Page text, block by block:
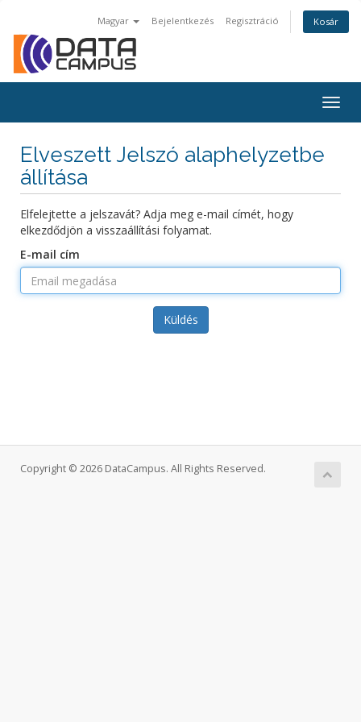
Magyar Bejelentkezés Regisztráció Kosár
Elveszett Jelszó alaphelyzetbe
állítása
Elfelejtette a jelszavát? Adja meg e-mail címét, hogy
elkezdődjön a visszaállítási folyamat.
E-mail cím
Küldés
Copyright © 2026 DataCampus. All Rights Reserved.